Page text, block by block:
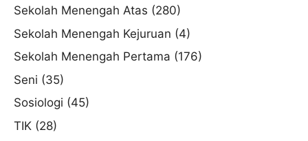
Sekolah Menengah Atas (280)
Sekolah Menengah Kejuruan (4)
Sekolah Menengah Pertama (176)
Seni (35)
Sosiologi (45)
TIK (28)